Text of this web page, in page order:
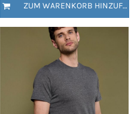
ZUM WARENKORB HINZUFÜGEN